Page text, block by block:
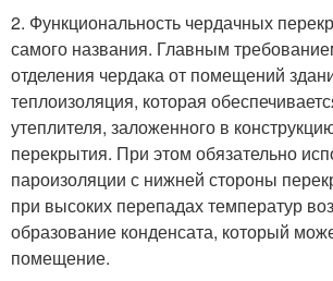
2. Функциональность чердачных
самого названия. Главным
отделения чердака от помещений
теплоизоляция, которая
утеплителя, заложенного в
перекрытия. При этом обязательно
пароизоляции с нижней стороны
при высоких перепадах температур
образование конденсата, который
помещение.